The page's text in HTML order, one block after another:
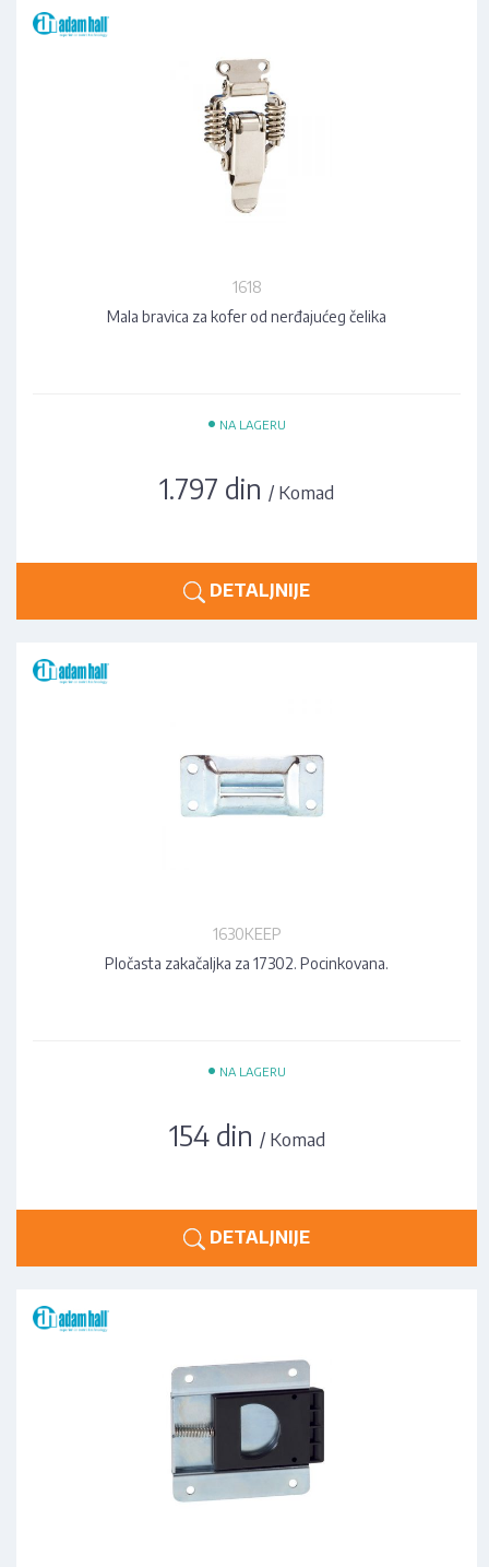
1618
Mala bravica za kofer od nerđajućeg čelika
• NA LAGERU
1.797 din / Komad
DETALJNIJE
1630KEEP
Pločasta zakačaljka za 17302. Pocinkovana.
• NA LAGERU
154 din / Komad
DETALJNIJE